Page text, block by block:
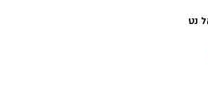
נחשף? צילומים מאירוע
בכתבה? נשמח שתשתפו
נט